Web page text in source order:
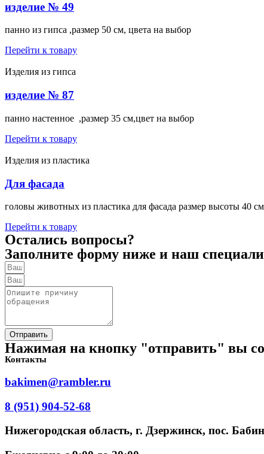
изделие № 49
панно из гипса ,размер 50 см, цвета на выбор
Перейти к товару
Изделия из гипса
изделие № 87
панно настенное ,размер 35 см,цвет на выбор
Перейти к товару
Изделия из пластика
Для фасада
головы животных из пластика для фасада размер высоты 40
Перейти к товару
Остались вопросы?
Заполните форму ниже и наш
Отправить
Нажимая на кнопку "отправить" вы
Контакты
bakimen@rambler.ru
8 (951) 904-52-68
Нижегородская область, г. Дзержинск, пос.